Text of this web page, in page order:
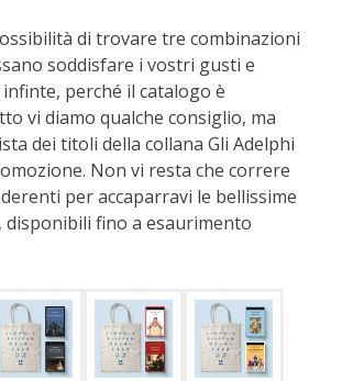
di trovare tre combinazioni
soddisfare i vostri gusti e
perché il catalogo è
vi diamo qualche consiglio, ma
dei titoli della collana Gli Adelphi
Non vi resta che correre
per accaparravi le bellissime
disponibili fino a esaurimento